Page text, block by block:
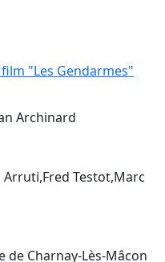
"Les Gendarmes"
Archinard
Testot,Marc
Charnay-Lès-Mâcon